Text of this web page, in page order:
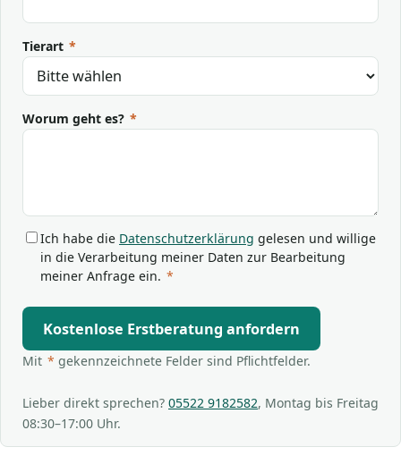
Tierart *
Worum geht es? *
Ich habe die Datenschutzerklärung gelesen und willige
in die Verarbeitung meiner Daten zur Bearbeitung
meiner Anfrage ein. *
Kostenlose Erstberatung anfordern
Mit * gekennzeichnete Felder sind Pflichtfelder.
Lieber direkt sprechen? 05522 9182582, Montag bis Freitag
08:30–17:00 Uhr.